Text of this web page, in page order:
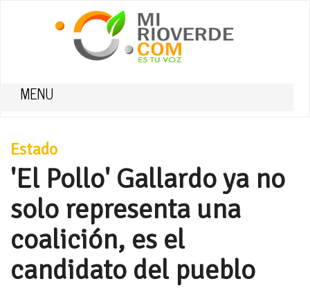
MENU
Estado
'El Pollo' Gallardo ya no
solo representa una
coalición, es el
candidato del pueblo